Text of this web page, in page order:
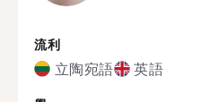
流利
立陶宛語 英語